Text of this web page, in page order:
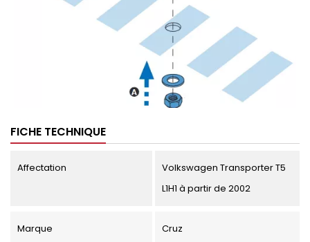
FICHE TECHNIQUE
Affectation
Volkswagen Transporter T5
L1H1 à partir de 2002
Marque Cruz